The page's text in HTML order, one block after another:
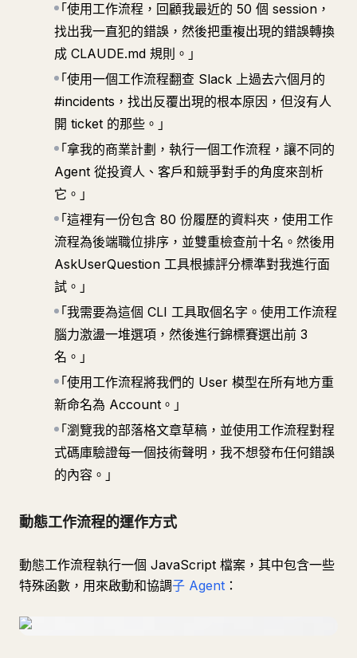
「使用工作流程，回顧我最近的 50 個 session，
找出我一直犯的錯誤，然後把重複出現的錯誤轉換
成 CLAUDE.md 規則。」
「使用一個工作流程翻查 Slack 上過去六個月的
#incidents，找出反覆出現的根本原因，但沒有人
開 ticket 的那些。」
「拿我的商業計劃，執行一個工作流程，讓不同的
Agent 從投資人、客戶和競爭對手的角度來剖析
它。」
「這裡有一份包含 80 份履歷的資料夾，使用工作
流程為後端職位排序，並雙重檢查前十名。然後用
AskUserQuestion 工具根據評分標準對我進行面
試。」
「我需要為這個 CLI 工具取個名字。使用工作流程
腦力激盪一堆選項，然後進行錦標賽選出前 3
名。」
「使用工作流程將我們的 User 模型在所有地方重
新命名為 Account。」
「瀏覽我的部落格文章草稿，並使用工作流程對程
式碼庫驗證每一個技術聲明，我不想發布任何錯誤
的內容。」
動態工作流程的運作方式
動態工作流程執行一個 JavaScript 檔案，其中包含一些
特殊函數，用來啟動和協調子 Agent ：